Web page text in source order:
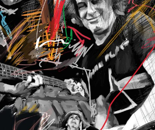
verschiedenes
portrait